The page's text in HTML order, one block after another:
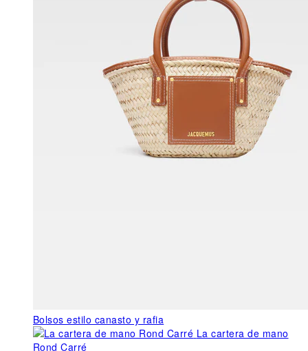
Bolsos estilo canasto y rafia
La cartera de mano
Rond Carré